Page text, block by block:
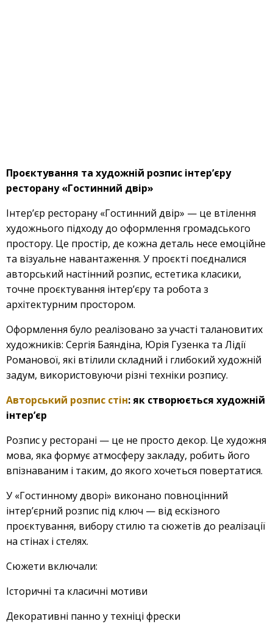
Проєктування та художній розпис інтер’єру
ресторану «Гостинний двір»
Інтер’єр ресторану «Гостинний двір» — це втілення
художнього підходу до оформлення громадського
простору. Це простір, де кожна деталь несе емоційне
та візуальне навантаження. У проєкті поєдналися
авторський настінний розпис, естетика класики,
точне проєктування інтер’єру та робота з
архітектурним простором.
Оформлення було реалізовано за участі талановитих
художників: Сергія Баяндіна, Юрія Гузенка та Лідії
Романової, які втілили складний і глибокий художній
задум, використовуючи різні техніки розпису.
Авторський розпис стін: як створюється художній
інтер’єр
Розпис у ресторані — це не просто декор. Це художня
мова, яка формує атмосферу закладу, робить його
впізнаваним і таким, до якого хочеться повертатися.
У «Гостинному дворі» виконано повноцінний
інтер’єрний розпис під ключ — від ескізного
проєктування, вибору стилю та сюжетів до реалізації
на стінах і стелях.
Сюжети включали:
Історичні та класичні мотиви
Декоративні панно у техніці фрески